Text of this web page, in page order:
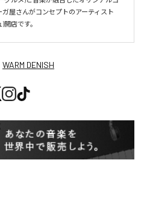
屋さんがコンセプトのアーティスト
開店です。
WARM DENISH